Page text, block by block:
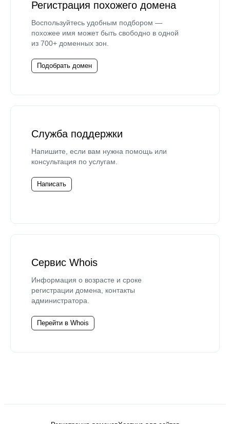
Регистрация похожего домена
Воспользуйтесь удобным подбором —
похожее имя может быть свободно в одной
из 700+ доменных зон.
Подобрать домен
Служба поддержки
Напишите, если вам нужна помощь или
консультация по услугам.
Написать
Сервис Whois
Информация о возрасте и сроке
регистрации домена, контакты
администратора.
Перейти в Whois